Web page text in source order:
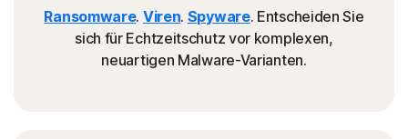
Ransomware. Viren. Spyware. Entscheiden Sie
sich für Echtzeitschutz vor komplexen,
neuartigen Malware-Varianten.